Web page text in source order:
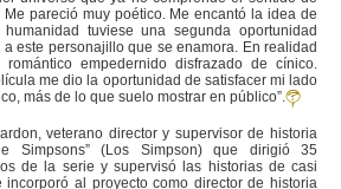
Me pareció muy poético. Me encantó la idea de
tuviese una segunda oportunidad
a este personajillo que se enamora. En realidad
romántico empedernido disfrazado de cínico.
me dio la oportunidad de satisfacer mi lado
más de lo que suelo mostrar en público”.
veterano director y supervisor de historia
Simpsons” (Los Simpson) que dirigió 35
de la serie y supervisó las historias de casi
incorporó al proyecto como director de historia